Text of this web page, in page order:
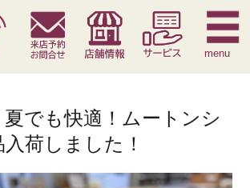
痛対策寝具 季節寝具 サービス
menu
夏でも快適！ムートンシ
荷しました！